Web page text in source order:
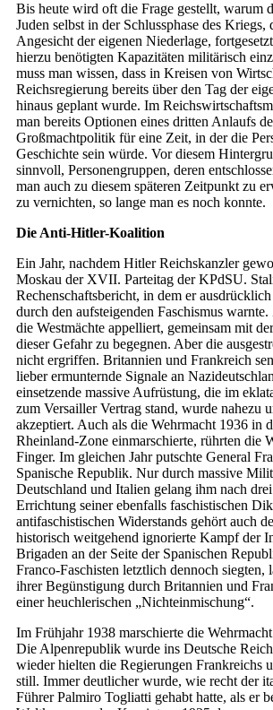
Bis heute wird oft die Frage gestellt, warum
Juden selbst in der Schlussphase des Kriegs,
Angesicht der eigenen Niederlage,
hierzu benötigten Kapazitäten militärisch
muss man wissen, dass in Kreisen von
Reichsregierung bereits über den Tag der
hinaus geplant wurde. Im
man bereits Optionen eines dritten Anlaufs
Großmachtpolitik für eine Zeit, in der die
Geschichte sein würde. Vor diesem
sinnvoll, Personengruppen, deren
man auch zu diesem späteren Zeitpunkt zu
zu vernichten, so lange man es noch konnte.
Die Anti-Hitler-Koalition
Ein Jahr, nachdem Hitler Reichskanzler
Moskau der XVII. Parteitag der KPdSU.
Rechenschaftsbericht, in dem er
durch den aufsteigenden Faschismus
die Westmächte appelliert, gemeinsam mit
dieser Gefahr zu begegnen. Aber die
nicht ergriffen. Britannien und Frankreich
lieber ermunternde Signale an
einsetzende massive Aufrüstung, die im
zum Versailler Vertrag stand, wurde nahezu
akzeptiert. Auch als die Wehrmacht 1936 in
Rheinland-Zone einmarschierte, rührten die
Finger. Im gleichen Jahr putschte General
Spanische Republik. Nur durch massive
Deutschland und Italien gelang ihm nach
Errichtung seiner ebenfalls faschistischen
antifaschistischen Widerstands gehört auch
historisch weitgehend ignorierte Kampf der
Brigaden an der Seite der Spanischen
Franco-Faschisten letztlich dennoch siegten,
ihrer Begünstigung durch Britannien und
einer heuchlerischen „Nichteinmischung“.
Im Frühjahr 1938 marschierte die
Die Alpenrepublik wurde ins Deutsche
wieder hielten die Regierungen Frankreichs
still. Immer deutlicher wurde, wie recht der
Führer Palmiro Togliatti gehabt hatte, als er